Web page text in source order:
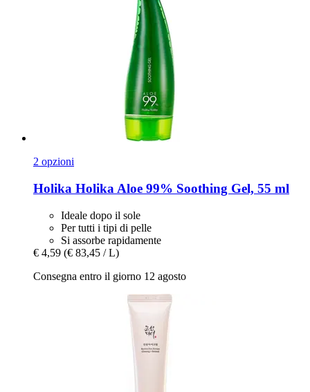
2 opzioni
Holika Holika Aloe 99% Soothing Gel, 55 ml
Ideale dopo il sole
Per tutti i tipi di pelle
Si assorbe rapidamente
€ 4,59 (€ 83,45 / L)
Consegna entro il giorno 12 agosto